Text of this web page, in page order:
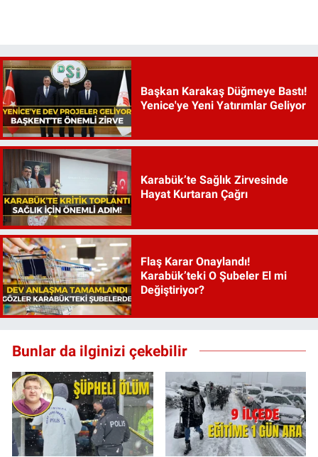
Başkan Karakaş Düğmeye Bastı!
Yenice'ye Yeni Yatırımlar Geliyor
Karabük’te Sağlık Zirvesinde
Hayat Kurtaran Çağrı
Flaş Karar Onaylandı!
Karabük’teki O Şubeler El mi
Değiştiriyor?
Bunlar da ilginizi çekebilir